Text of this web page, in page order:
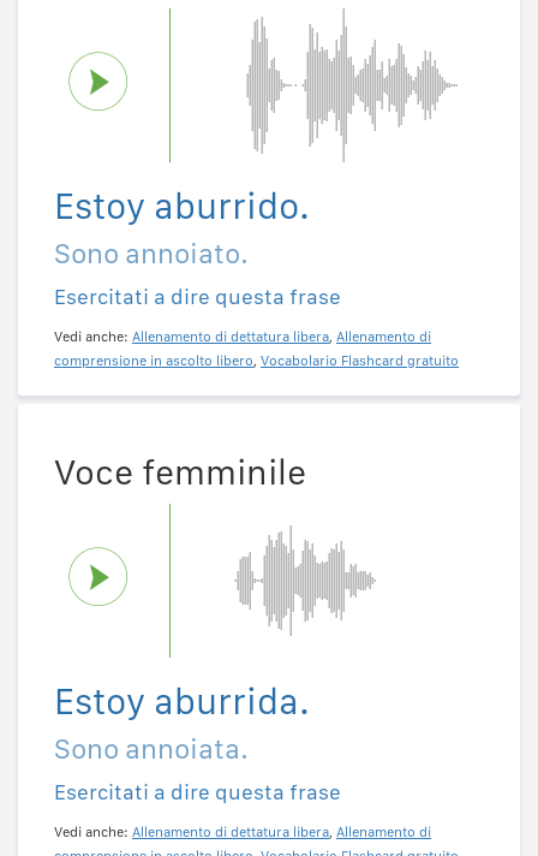
Estoy aburrido.
Sono annoiato.
Esercitati a dire questa frase
Vedi anche: Allenamento di dettatura libera, Allenamento di
comprensione in ascolto libero, Vocabolario Flashcard gratuito
Voce femminile
Estoy aburrida.
Sono annoiata.
Esercitati a dire questa frase
Vedi anche: Allenamento di dettatura libera, Allenamento di